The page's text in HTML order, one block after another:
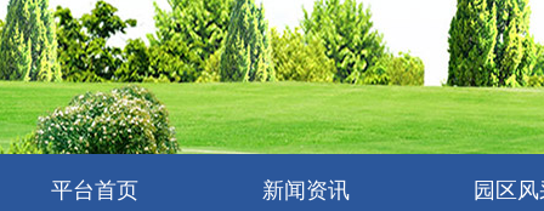
平台首页 新闻资讯 园区